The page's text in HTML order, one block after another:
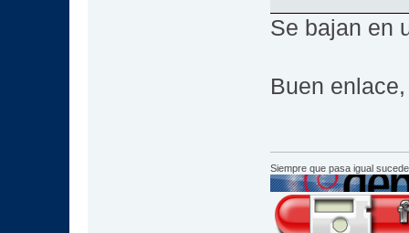
Se bajan en
Buen
Siempre que pasa igual